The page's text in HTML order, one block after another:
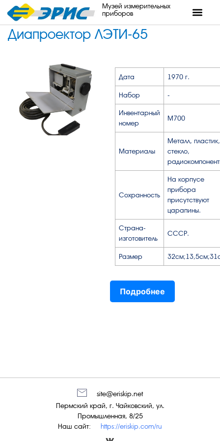
Музей измерительных
приборов
Диапроектор ЛЭТИ-65
Дата 1970 г.
Набор -
Инвентарный
номер
М700
Материалы
Металл, пластик,
стекло,
Сохранность
На корпусе
прибора
присутствуют
царапины.
Страна-
изготовитель
СССР.
Размер
Подробнее
Наш сайт: https://eriskip.com/ru
Пермский край, г. Чайковский, ул.
Промышленная, 8/25
site@eriskip.net